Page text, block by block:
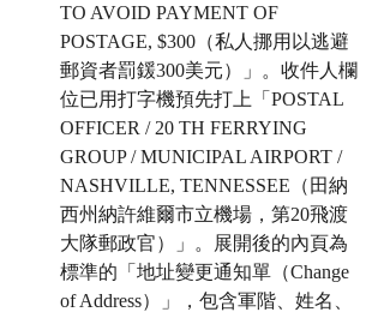
TO AVOID PAYMENT OF
POSTAGE, $300（私人挪用以逃避
郵資者罰鍰300美元）」。收件人欄
位已用打字機預先打上「POSTAL
OFFICER / 20 TH FERRYING
GROUP / MUNICIPAL AIRPORT /
NASHVILLE, TENNESSEE（田納
西州納許維爾市立機場，第20飛渡
大隊郵政官）」。展開後的內頁為
標準的「地址變更通知單（Change
of Address）」，包含軍階、姓名、